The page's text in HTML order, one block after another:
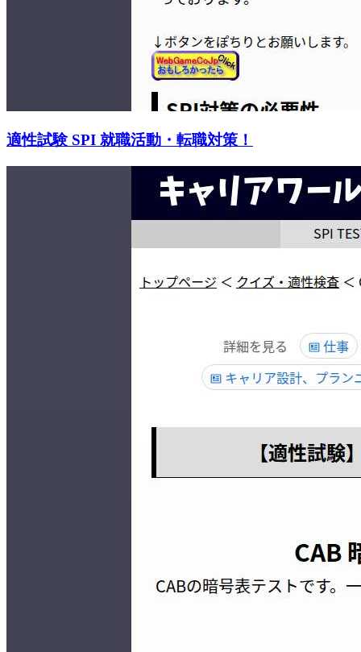
適性試験 SPI 就職活動・転職対策！